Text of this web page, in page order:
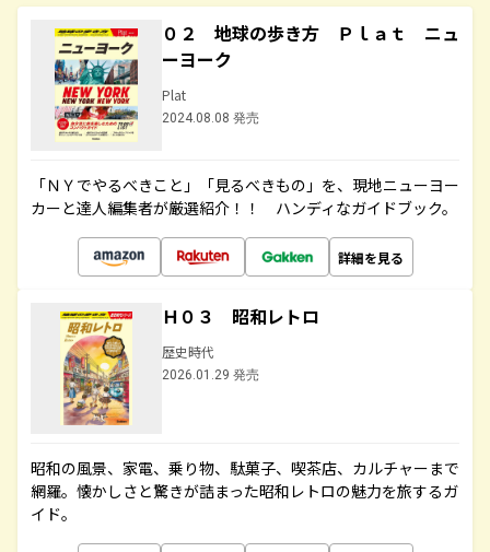
０２ 地球の歩き方 Ｐｌａｔ ニュ
ーヨーク
Plat
2024.08.08 発売
「ＮＹでやるべきこと」「見るべきもの」を、現地ニューヨー
カーと達人編集者が厳選紹介！！ ハンディなガイドブック。
詳細を見る
Ｈ０３ 昭和レトロ
歴史時代
2026.01.29 発売
昭和の風景、家電、乗り物、駄菓子、喫茶店、カルチャーまで
網羅。懐かしさと驚きが詰まった昭和レトロの魅力を旅するガ
イド。